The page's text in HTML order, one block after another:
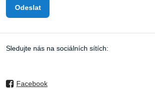
Odeslat
Sledujte nás na sociálních sítích:
Facebook